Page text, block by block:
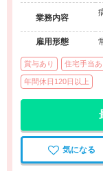
業務内容
雇用形態
賞与あり 住宅手当あ
年間休日120日以上
気になる